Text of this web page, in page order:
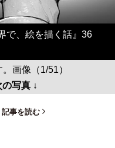
で、絵を描く話』36
画像（1/51）
写真 ↓
記事を読む